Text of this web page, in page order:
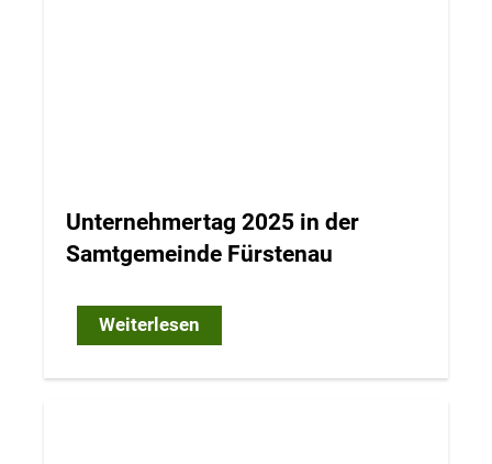
Unternehmertag 2025 in der
Samtgemeinde Fürstenau
Weiterlesen